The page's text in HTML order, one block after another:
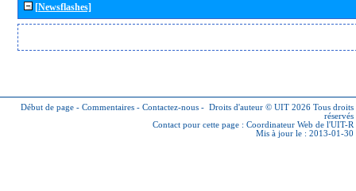
[Newsflashes]
Début de page - Commentaires - Contactez-nous - Droits d'auteur © UIT 2026 Tous droits
réservés
Contact pour cette page : Coordinateur Web de l'UIT-R
Mis à jour le : 2013-01-30